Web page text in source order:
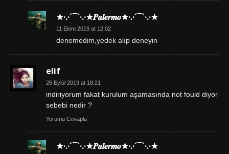
★·.·´¯`·.·★𝑷𝒂𝒍𝒆𝒓𝒎𝒐★·.·´¯`·.·★
11 Ekim 2019 at 12:02
denemedim,yedek alıp deneyin
elif
26 Eylül 2019 at 18:21
indiriyorum fakat kurulum aşamasında not fould diyor
sebebi nedir ?
Yorumu Cevapla
★·.·´¯`·.·★𝑷𝒂𝒍𝒆𝒓𝒎𝒐★·.·´¯`·.·★